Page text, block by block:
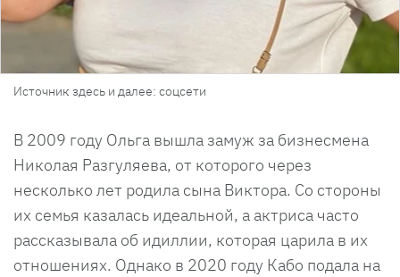
Источник здесь и далее: соцсети
В 2009 году Ольга вышла замуж за бизнесмена
Николая Разгуляева, от которого через
несколько лет родила сына Виктора. Со стороны
их семья казалась идеальной, а актриса часто
рассказывала об идиллии, которая царила в их
отношениях. Однако в 2020 году Кабо подала на